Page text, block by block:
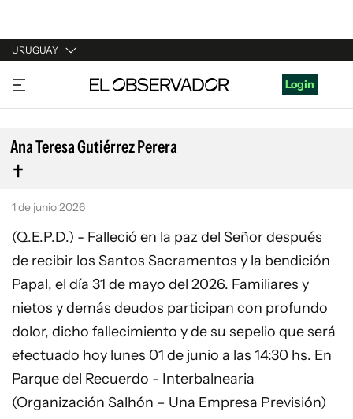
URUGUAY
URUGUAY
ARGENTINA
ESPAÑA
ESTADOS UNIDOS
Login
Ana Teresa Gutiérrez Perera
1 de junio 2026
(Q.E.P.D.) - Falleció en la paz del Señor después
de recibir los Santos Sacramentos y la bendición
Papal, el día 31 de mayo del 2026. Familiares y
nietos y demás deudos participan con profundo
dolor, dicho fallecimiento y de su sepelio que será
efectuado hoy lunes 01 de junio a las 14:30 hs. En
Parque del Recuerdo - Interbalnearia
(Organización Salhón – Una Empresa Previsión)